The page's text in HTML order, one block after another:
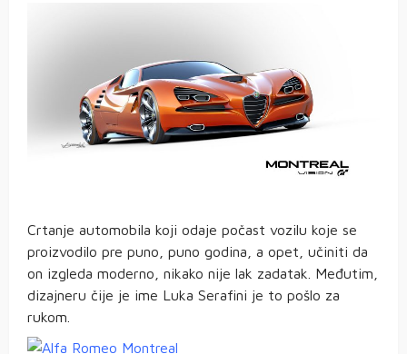
Crtanje automobila koji odaje počast vozilu koje se
proizvodilo pre puno, puno godina, a opet, učiniti da
on izgleda moderno, nikako nije lak zadatak. Međutim,
dizajneru čije je ime Luka Serafini je to pošlo za
rukom.